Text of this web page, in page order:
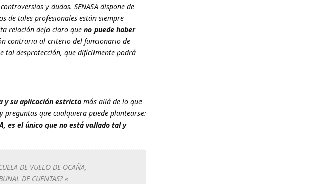
y dudas. SENASA dispone de
de tales profesionales están siempre
relación deja claro que no puede haber
contraria al criterio del funcionario de
tal desprotección, que difícilmente podrá
y su aplicación estricta más allá de lo que
preguntas que cualquiera puede plantearse:
es el único que no está vallado tal y
DE VUELO DE OCAÑA,
DE CUENTAS? «